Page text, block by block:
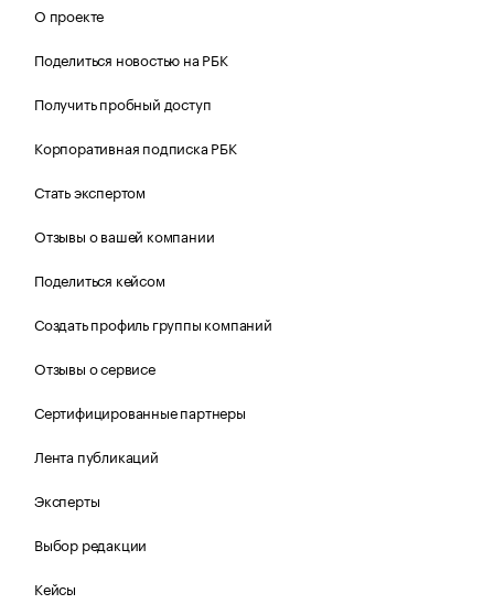
О проекте
Поделиться новостью на РБК
Получить пробный доступ
Корпоративная подписка РБК
Стать экспертом
Отзывы о вашей компании
Поделиться кейсом
Создать профиль группы компаний
Отзывы о сервисе
Сертифицированные партнеры
Лента публикаций
Эксперты
Выбор редакции
Кейсы